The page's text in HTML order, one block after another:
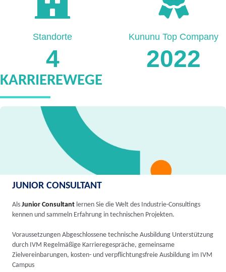
4
Standorte
2022
Kununu Top Company
KARRIEREWEGE
JUNIOR CONSULTANT
Als Junior Consultant lernen Sie die Welt des Industrie-Consultings
kennen und sammeln Erfahrung in technischen Projekten.
Voraussetzungen Abgeschlossene technische Ausbildung Unterstützung
durch IVM Regelmäßige Karrieregespräche, gemeinsame
Zielvereinbarungen, kosten- und verpflichtungsfreie Ausbildung im IVM
Campus